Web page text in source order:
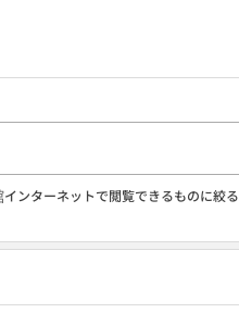
インターネットで閲覧できるものに絞る